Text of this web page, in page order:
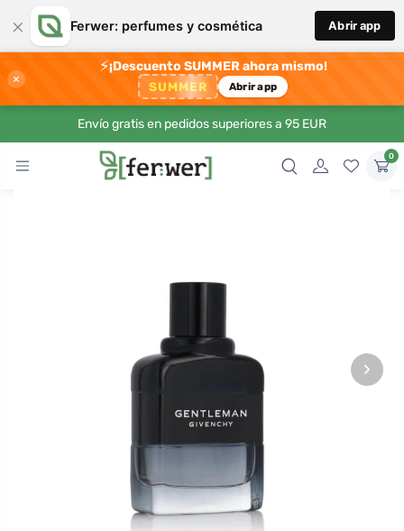
× Ferwer: perfumes y cosmética Abrir app
×
⚡¡Descuento SUMMER ahora mismo!
SUMMER Abrir app
Envío gratis en pedidos superiores a 95 EUR
0
›